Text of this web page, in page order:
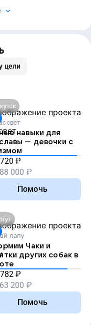
цели
навыки для
— девочки с
₽
000 ₽
Помочь
лапу
Чаки и
других собак в
₽
200 ₽
Помочь